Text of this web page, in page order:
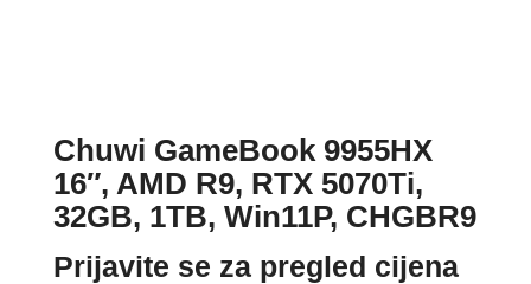
Chuwi GameBook 9955HX
16″, AMD R9, RTX 5070Ti,
32GB, 1TB, Win11P, CHGBR9
Prijavite se za pregled cijena